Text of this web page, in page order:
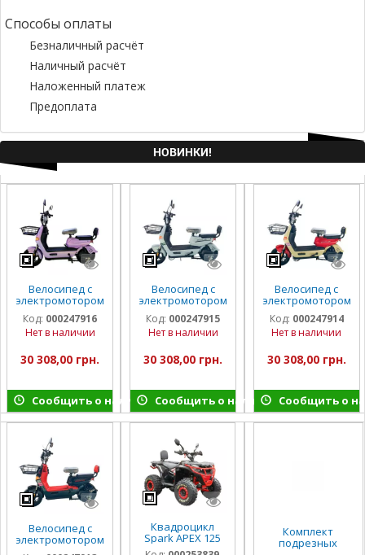
Способы оплаты
Безналичный расчёт
Наличный расчёт
Наложенный платеж
Предоплата
НОВИНКИ!
Велосипед с
электромотором
SPARK R8 14"
60V/800W/20Ah
LiFePO4
Код: 000247916
Нет в наличии
30 308,00 грн.
Сообщить о наличии
Велосипед с
электромотором
SPARK R8 14"
60V/800W/20Ah
LiFePO4 светло-
Код: 000247915
Нет в наличии
30 308,00 грн.
Сообщить о наличии
Велосипед с
электромотором
SPARK R8 14"
60V/800W/20Ah
LiFePO4
красным
Код: 000247914
Нет в наличии
30 308,00 грн.
Сообщить о
Велосипед с
электромотором
SPARK R8 14"
Квадроцикл
Spark APEX 125 Комплект
подрезных